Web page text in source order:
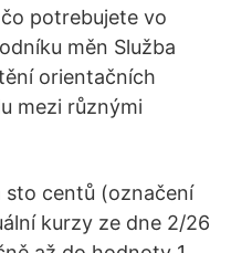
potrebujete vo
měn Služba
orientačních
mezi různými
sto centů (označení
kurzy ze dne 2/26